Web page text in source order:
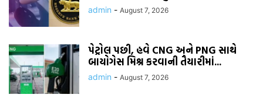
admin - August 7, 2026
પેટ્રોલ પછી, હવે CNG અને PNG સાથે
બાયોગેસ મિશ્ર કરવાની તૈયારીમાં...
admin - August 7, 2026